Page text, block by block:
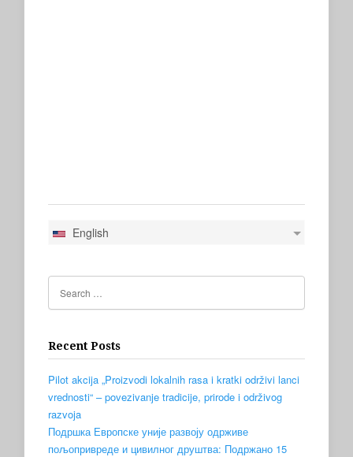
English
Recent Posts
Pilot akcija „Proizvodi lokalnih rasa i kratki održivi lanci
vrednosti“ – povezivanje tradicije, prirode i održivog
razvoja
Подршка Европске уније развоју одрживе
пољопривреде и цивилног друштва: Подржано 15